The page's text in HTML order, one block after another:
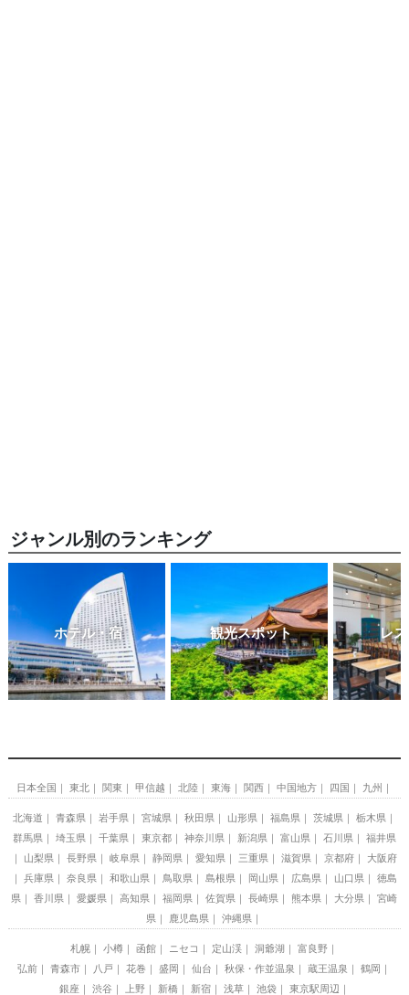
ジャンル別のランキング
ホテル・宿 観光スポット レ
日本全国 東北 関東 甲信越 北陸 東海 関西 中国地方 四国 九州
北海道 青森県 岩手県 宮城県 秋田県 山形県 福島県 茨城県
栃木県
群馬県
埼玉県 千葉県 東京都 神奈川県 新潟県 富山県 石川県
福井県
山梨県
長野県 岐阜県 静岡県 愛知県 三重県 滋賀県 京都府
大阪府
兵庫県
奈良県 和歌山県 鳥取県 島根県 岡山県 広島県 山口県
徳島
県
香川県 愛媛県 高知県 福岡県 佐賀県 長崎県 熊本県 大分県
宮崎
県
鹿児島県 沖縄県
札幌 小樽 函館 ニセコ 定山渓 洞爺湖
富良野
弘前
青森市 八戸 花巻 盛岡 仙台 秋保・作並温泉 蔵王温泉
鶴岡
銀座
渋谷 上野 新橋 新宿 浅草 池袋 東京駅周辺